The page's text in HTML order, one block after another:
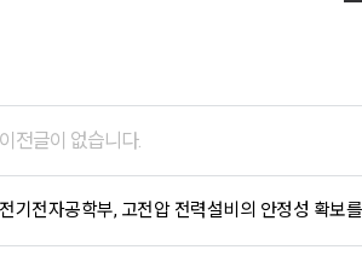
이전글이 없습니다.
전기전자공학부, 고전압 전력설비의 안정성 확보